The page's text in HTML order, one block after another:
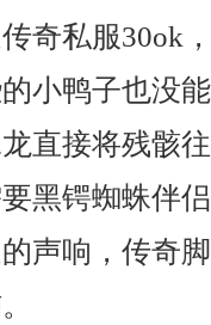
奇私服30ok
小鸭子也没
直接将残骸
黑锷蜘蛛伴
声响，传奇